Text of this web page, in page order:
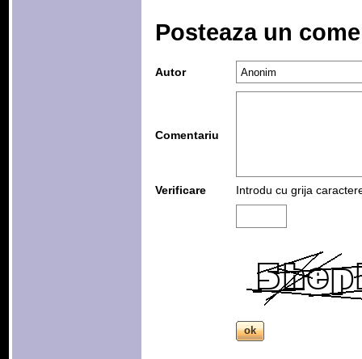
Posteaza un
Autor
Comentariu
Verificare Introdu cu grija